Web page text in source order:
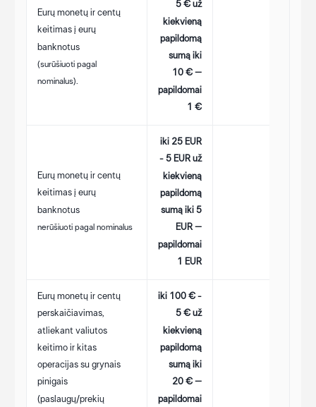
Eurų monetų ir centų
keitimas į eurų
banknotus
(surūšiuoti pagal
nominalus).
5 € už
kiekvieną
papildomą
sumą iki
10 € –
papildomai
1 €
Eurų monetų ir centų
keitimas į eurų
banknotus
nerūšiuoti pagal nominalus
iki 25 EUR
- 5 EUR už
kiekvieną
papildomą
sumą iki 5
EUR –
papildomai
1 EUR
Eurų monetų ir centų
perskaičiavimas,
atliekant valiutos
keitimo ir kitas
operacijas su grynais
pinigais
(paslaugų/prekių
iki 100 € -
5 € už
kiekvieną
papildomą
sumą iki
20 € –
papildomai